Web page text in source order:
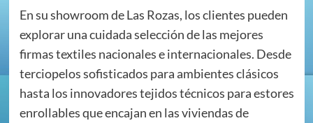
En su showroom de Las Rozas, los clientes pueden
explorar una cuidada selección de las mejores
firmas textiles nacionales e internacionales. Desde
terciopelos sofisticados para ambientes clásicos
hasta los innovadores tejidos técnicos para estores
enrollables que encajan en las viviendas de